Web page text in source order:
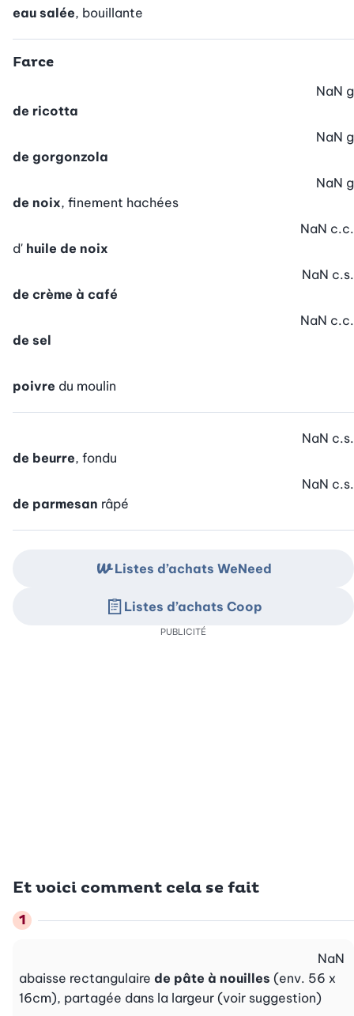
eau salée, bouillante
Farce
de ricotta
NaN g
de gorgonzola
NaN g
de noix, finement hachées
NaN g
d' huile de noix
NaN c.c.
de crème à café
NaN c.s.
de sel
NaN c.c.
poivre du moulin
de beurre, fondu
NaN c.s.
de parmesan râpé
NaN c.s.
Et voici comment cela se fait
abaisse rectangulaire de pâte à nouilles (env. 56 x
16cm), partagée dans la largeur (voir suggestion)
NaN
Listes d’achats WeNeed
Listes d’achats Coop
PUBLICITÉ